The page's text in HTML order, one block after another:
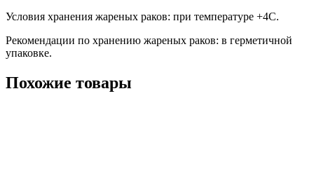
Условия хранения жареных раков: при температуре +4С.
Рекомендации по хранению жареных раков: в герметичной
упаковке.
Похожие товары